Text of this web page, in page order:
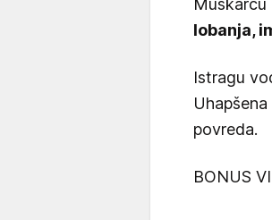
lobanja,
Istragu
povreda.
BONUS